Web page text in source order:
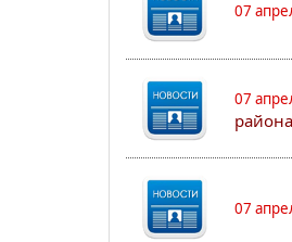
07
07
07